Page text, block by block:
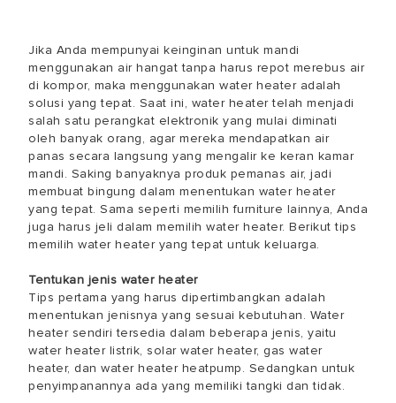
Jika Anda mempunyai keinginan untuk mandi
menggunakan air hangat tanpa harus repot merebus air
di kompor, maka menggunakan water heater adalah
solusi yang tepat. Saat ini, water heater telah menjadi
salah satu perangkat elektronik yang mulai diminati
oleh banyak orang, agar mereka mendapatkan air
panas secara langsung yang mengalir ke keran kamar
mandi. Saking banyaknya produk pemanas air, jadi
membuat bingung dalam menentukan water heater
yang tepat. Sama seperti memilih furniture lainnya, Anda
juga harus jeli dalam memilih water heater. Berikut tips
memilih water heater yang tepat untuk keluarga.
Tentukan jenis water heater
Tips pertama yang harus dipertimbangkan adalah
menentukan jenisnya yang sesuai kebutuhan. Water
heater sendiri tersedia dalam beberapa jenis, yaitu
water heater listrik, solar water heater, gas water
heater, dan water heater heatpump. Sedangkan untuk
penyimpanannya ada yang memiliki tangki dan tidak.